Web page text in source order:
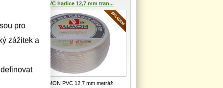
pro
zážitek a
VALMON PVC hadice 12,7 mm tran...
Hadice VALMON PVC 12,7 mm metráž